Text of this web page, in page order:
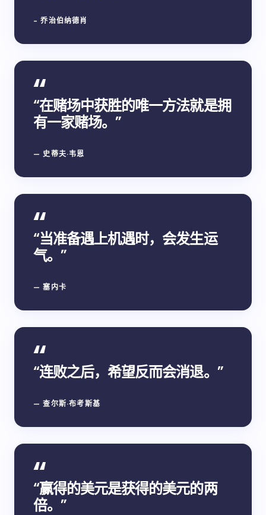
- 乔治伯纳德肖
“在赌场中获胜的唯一方法就是拥
有一家赌场。”
— 史蒂夫·韦恩
“当准备遇上机遇时，会发生运
气。”
— 塞内卡
“连败之后，希望反而会消退。”
— 查尔斯·布考斯基
“赢得的美元是获得的美元的两
倍。”